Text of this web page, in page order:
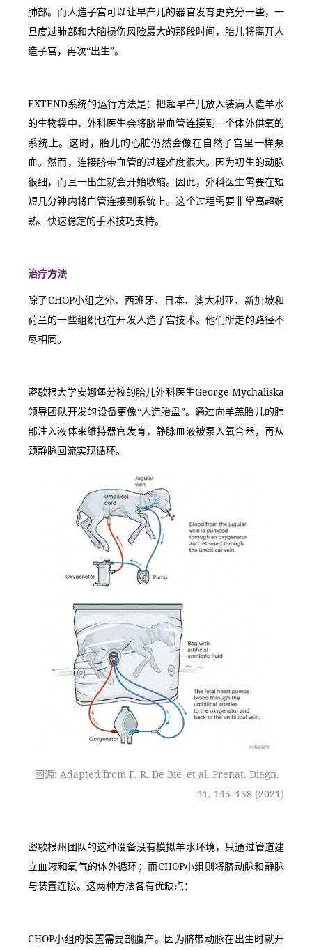
肺部。而人造子宫可以让早产儿的器官发育更充分一些，一
旦度过肺部和大脑损伤风险最大的那段时间，胎儿将离开人
造子宫，再次“出生”。
EXTEND系统的运行方法是：把超早产儿放入装满人造羊水
的生物袋中，外科医生会将脐带血管连接到一个体外供氧的
系统上。这时，胎儿的心脏仍然会像在自然子宫里一样泵
血。然而，连接脐带血管的过程难度很大。因为初生的动脉
很细，而且一出生就会开始收缩。因此，外科医生需要在短
短几分钟内将血管连接到系统上。这个过程需要非常高超娴
熟、快速稳定的手术技巧支持。
治疗方法
除了CHOP小组之外，西班牙、日本、澳大利亚、新加坡和
荷兰的一些组织也在开发人造子宫技术。他们所走的路径不
尽相同。
密歇根大学安娜堡分校的胎儿外科医生George Mychaliska
领导团队开发的设备更像“人造胎盘”。通过向羊羔胎儿的肺
部注入液体来维持器官发育，静脉血液被泵入氧合器，再从
颈静脉回流实现循环。
图源: Adapted from F. R. De Bie et al. Prenat. Diagn.
41, 145–158 (2021)
密歇根州团队的这种设备没有模拟羊水环境，只通过管道建
立血液和氧气的体外循环；而CHOP小组则将脐动脉和静脉
与装置连接。这两种方法各有优缺点：
CHOP小组的装置需要剖腹产。因为脐带动脉在出生时就开